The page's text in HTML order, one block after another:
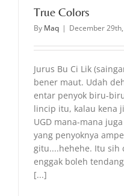
True Colors
By Maq | December
Jurus Bu Ci Lik
bener maut. Udah
entar penyok biru-
lincip itu, kalau kena
UGD mana-mana
yang penyoknya
gitu....hehehe. Itu sih
enggak boleh
[...]